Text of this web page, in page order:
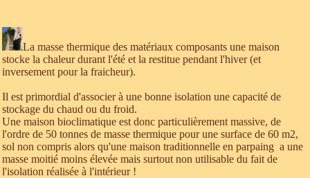
La masse thermique des matériaux composants une maison
stocke la chaleur durant l'été et la restitue pendant l'hiver (et
inversement pour la fraicheur).
Il est primordial d'associer à une bonne isolation une capacité de
stockage du chaud ou du froid.
Une maison bioclimatique est donc particulièrement massive, de
l'ordre de 50 tonnes de masse thermique pour une surface de 60 m2,
sol non compris alors qu'une maison traditionnelle en parpaing a une
masse moitié moins élevée mais surtout non utilisable du fait de
l'isolation réalisée à l'intérieur !